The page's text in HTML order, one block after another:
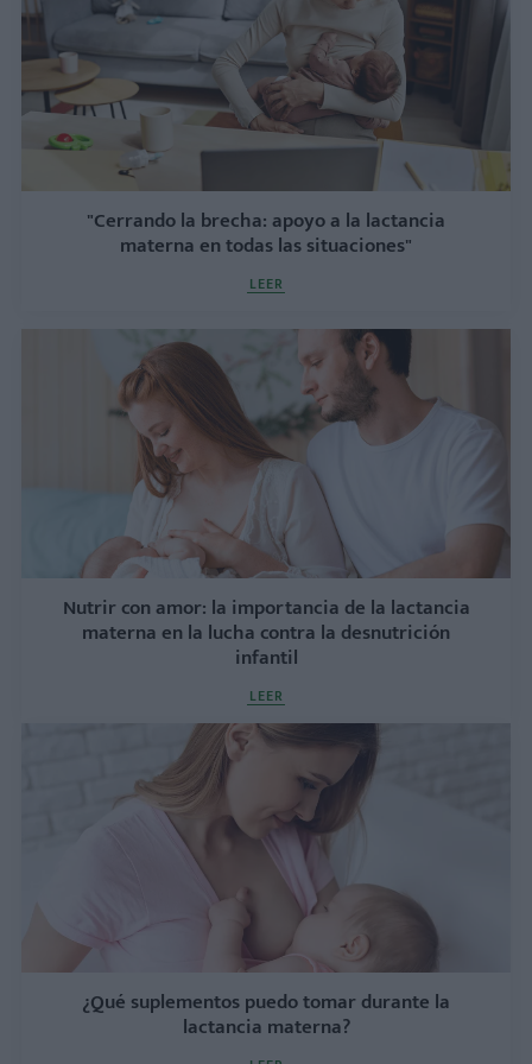
"Cerrando la brecha: apoyo a la lactancia
materna en todas las situaciones"
LEER
Nutrir con amor: la importancia de la lactancia
materna en la lucha contra la desnutrición
infantil
LEER
¿Qué suplementos puedo tomar durante la
lactancia materna?